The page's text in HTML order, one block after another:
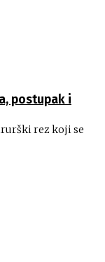
postupak i
rez koji se